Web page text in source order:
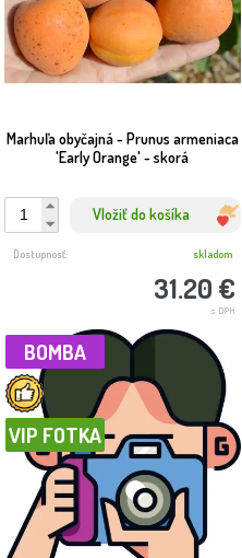
Marhuľa obyčajná - Prunus armeniaca
'Early Orange' - skorá
Vložiť do košíka
31.20 €
s DPH
Dostupnosť: skladom
BOMBA
VIP FOTKA